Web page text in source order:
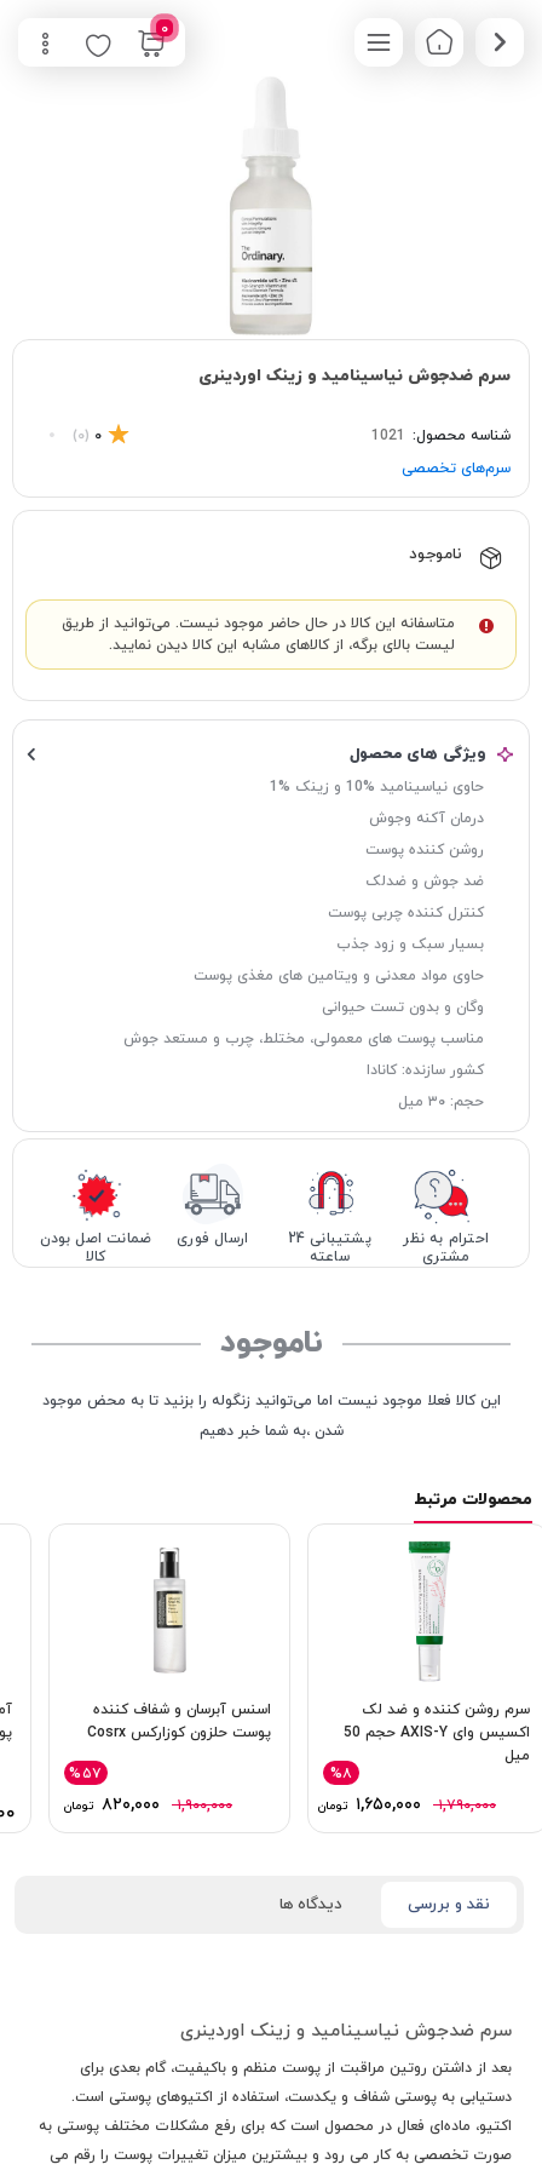
0
سرم ضدجوش نیاسینامید و زینک اوردینری
شناسه محصول: 1021
0
(0)
سرم‌های تخصصی
ناموجود
متاسفانه این کالا در حال حاضر موجود نیست. می‌توانید از طریق
لیست بالای برگه، از کالاهای مشابه این کالا دیدن نمایید.
ویژگی های محصول
حاوی نیاسینامید %10 و زینک %1
درمان آکنه وجوش
روشن کننده پوست
ضد جوش و ضدلک
کنترل کننده چربی پوست
بسیار سبک و زود جذب
حاوی مواد معدنی و ویتامین های مغذی پوست
وگان و بدون تست حیوانی
مناسب پوست های معمولی، مختلط، چرب و مستعد جوش
کشور سازنده: کانادا
حجم: ۳۰ میل
احترام به نظر
مشتری
پشتیبانی 24
ساعته
ارسال فوری
ضمانت اصل بودن
کالا
ناموجود
این کالا فعلا موجود نیست اما می‌توانید زنگوله را بزنید تا به محض موجود
شدن ،به شما خبر دهیم
محصولات مرتبط
سرم روشن‌ کننده و ضد لک
اکسیس وای AXIS-Y حجم 50
میل
۱,۷۹۰,۰۰۰ ۱,۶۵۰,۰۰۰ تومان
%۸
اسنس آبرسان و شفاف کننده
پوست حلزون کوزارکس Cosrx
۱,۹۰۰,۰۰۰ ۸۲۰,۰۰۰ تومان
%۵۷
نقد و بررسی دیدگاه ها
سرم ضدجوش نیاسینامید و زینک اوردینری
بعد از داشتن روتین مراقبت از پوست منظم و باکیفیت، گام بعدی برای
دستیابی به پوستی شفاف و یکدست، استفاده از اکتیوهای پوستی است.
اکتیو، ماده‌ای فعال در محصول است که برای رفع مشکلات مختلف پوستی به
صورت تخصصی به کار می رود و بیشترین میزان تغییرات پوست را رقم می